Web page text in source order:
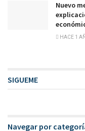
Nuevo
HACE 1
SIGUEME
Navegar por